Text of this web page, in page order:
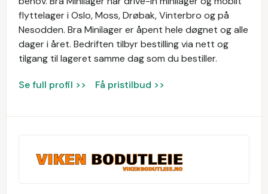
flyttelager i Oslo, Moss, Drøbak, Vinterbro og på
Nesodden. Bra Minilager er åpent hele døgnet og alle
dager i året. Bedriften tilbyr bestilling via nett og
tilgang til lageret samme dag som du bestiller.
Se full profil >> Få pristilbud >>